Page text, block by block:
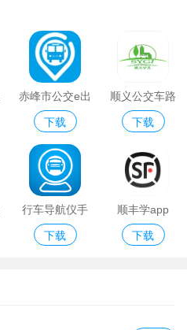
赤峰市公交e出
行app
下载
顺义公交车路
线查询app
下载
行车导航仪手
机版
下载
顺丰学app
下载